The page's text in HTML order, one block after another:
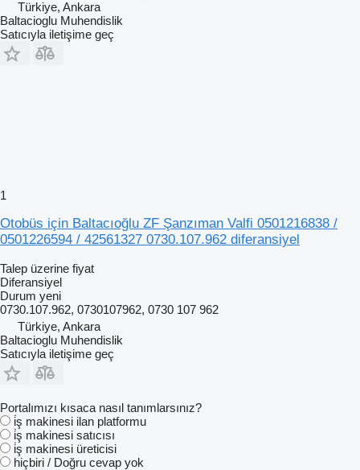
Türkiye, Ankara
Baltacioglu Muhendislik
Satıcıyla iletişime geç
1
Otobüs için Baltacıoğlu ZF Şanzıman Valfi 0501216838 /
0501226594 / 42561327 0730.107.962 diferansiyel
Talep üzerine fiyat
Diferansiyel
Durum yeni
0730.107.962, 0730107962, 0730 107 962
Türkiye, Ankara
Baltacioglu Muhendislik
Satıcıyla iletişime geç
Portalımızı kısaca nasıl tanımlarsınız?
i̇ş makinesi ilan platformu
i̇ş makinesi satıcısı
i̇ş makinesi üreticisi
hiçbiri / Doğru cevap yok